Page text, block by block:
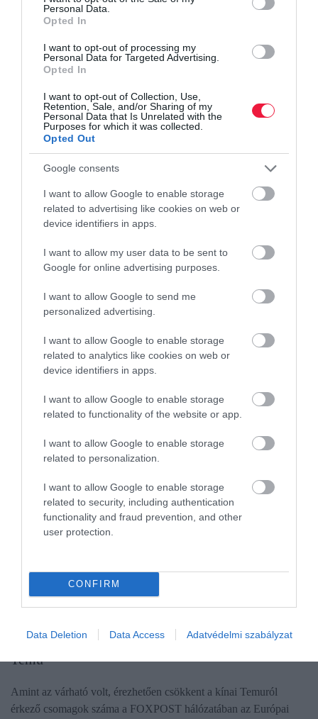
Personal Data.
Opted In
I want to opt-out of processing my
Personal Data for Targeted Advertising.
Opted In
I want to opt-out of Collection, Use,
Retention, Sale, and/or Sharing of my
Personal Data that Is Unrelated with the
Purposes for which it was collected.
Opted Out
Google consents
I want to allow Google to enable storage
related to advertising like cookies on web or
device identifiers in apps.
I want to allow my user data to be sent to
Google for online advertising purposes.
I want to allow Google to send me
personalized advertising.
I want to allow Google to enable storage
related to analytics like cookies on web or
device identifiers in apps.
I want to allow Google to enable storage
related to functionality of the website or app.
I want to allow Google to enable storage
related to personalization.
I want to allow Google to enable storage
related to security, including authentication
functionality and fraud prevention, and other
user protection.
CONFIRM
Data Deletion Data Access Adatvédelmi szabályzat
hogy ha egy vállalat cégeladásra, befektető bevonására vagy
felvásárlásra készül, érdemes már az előkészítés korai szakaszában
adminisztráció, hanem a sikeres üzletkötés záloga. Valódi haszna
abban rejlik, hogy a feltárt információkat a tárgyalóasztalnál
a későbbi jogviták teljes kizárásáról.
piacok változás
értékesítés
Brüsszel ugyan lefékezte, de újra felpöröghet a
Temu
Amint az várható volt, érezhetően csökkent a kínai Temuról
érkező csomagok száma a FOXPOST hálózatában az Európai